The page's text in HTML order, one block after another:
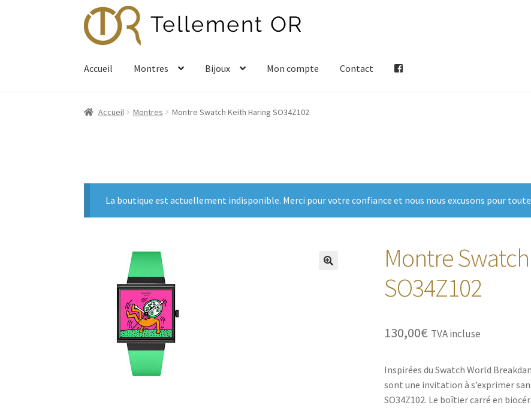
Aller
à
la
Aller
au
contenu
Accueil Montres Bijoux Mon compte Contact
Accueil Montres Montre Swatch Keith Haring SO34Z102
La boutique est actuellement indisponible. Merci pour votre confiance et nous nous excusons pour
Montre
SO34Z102
130,00€ TVA incluse
Inspirées du Swatch World
sont une invitation à s’exprimer
SO34Z102. Le boîtier carré en